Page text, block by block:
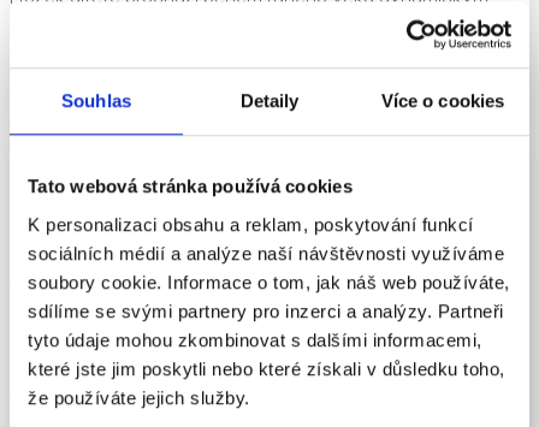
Souhlas Detaily Více o cookies
Tato webová stránka používá cookies
K personalizaci obsahu a reklam, poskytování funkcí
sociálních médií a analýze naší návštěvnosti využíváme
soubory cookie. Informace o tom, jak náš web používáte,
sdílíme se svými partnery pro inzerci a analýzy. Partneři
tyto údaje mohou zkombinovat s dalšími informacemi,
které jste jim poskytli nebo které získali v důsledku toho,
že používáte jejich služby.
vývojem, který je základem pro jeho budoucí kognitivní,
emoční a sociální schopnosti. Pochopení tohoto procesu je
klíčové pro podporu zdravého vývoje dítěte.
ČÍST VÍCE
Reflexe myšlenek
Jedná se o schopnost zamyslet se nad vlastními
myšlenkami, názory a přesvědčeními, a to způsobem, který
nám umožňuje lépe je pochopit, analyzovat a hodnotit.
Reflexe myšlenek je proces, při kterém si člověk uvědomuje,
jak přemýšlí, jaké postoje má k určitým věcem a jak jeho
myšlení ovlivňuje jeho chování nebo rozhodování.